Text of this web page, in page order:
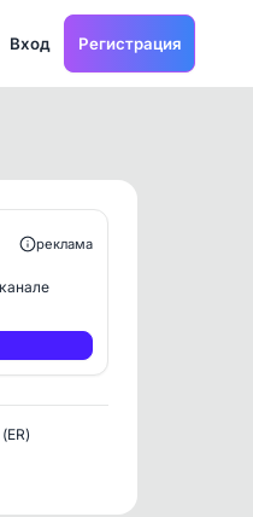
Вход Регистрация
реклама